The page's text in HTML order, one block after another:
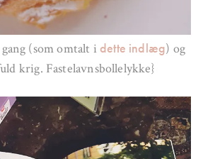
(som omtalt i dette indlæg) og
krig. Fastelavnsbollelykke}